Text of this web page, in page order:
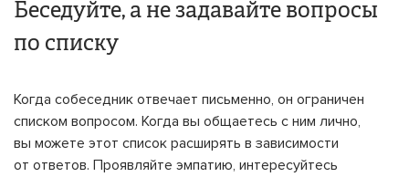
Беседуйте, а не задавайте вопросы
по списку
Когда собеседник отвечает письменно, он ограничен
списком вопросом. Когда вы общаетесь с ним лично,
вы можете этот список расширять в зависимости
от ответов. Проявляйте эмпатию, интересуйтесь